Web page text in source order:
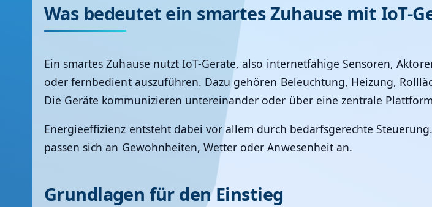
Was bedeutet ein smartes Zuhause mit IoT-
Ein smartes Zuhause nutzt IoT-Geräte, also internetfähige Sensoren,
oder fernbedient auszuführen. Dazu gehören Beleuchtung, Heizung,
Die Geräte kommunizieren untereinander oder über eine zentrale
Energieeffizienz entsteht dabei vor allem durch bedarfsgerechte
passen sich an Gewohnheiten, Wetter oder Anwesenheit an.
Grundlagen für den Einstieg